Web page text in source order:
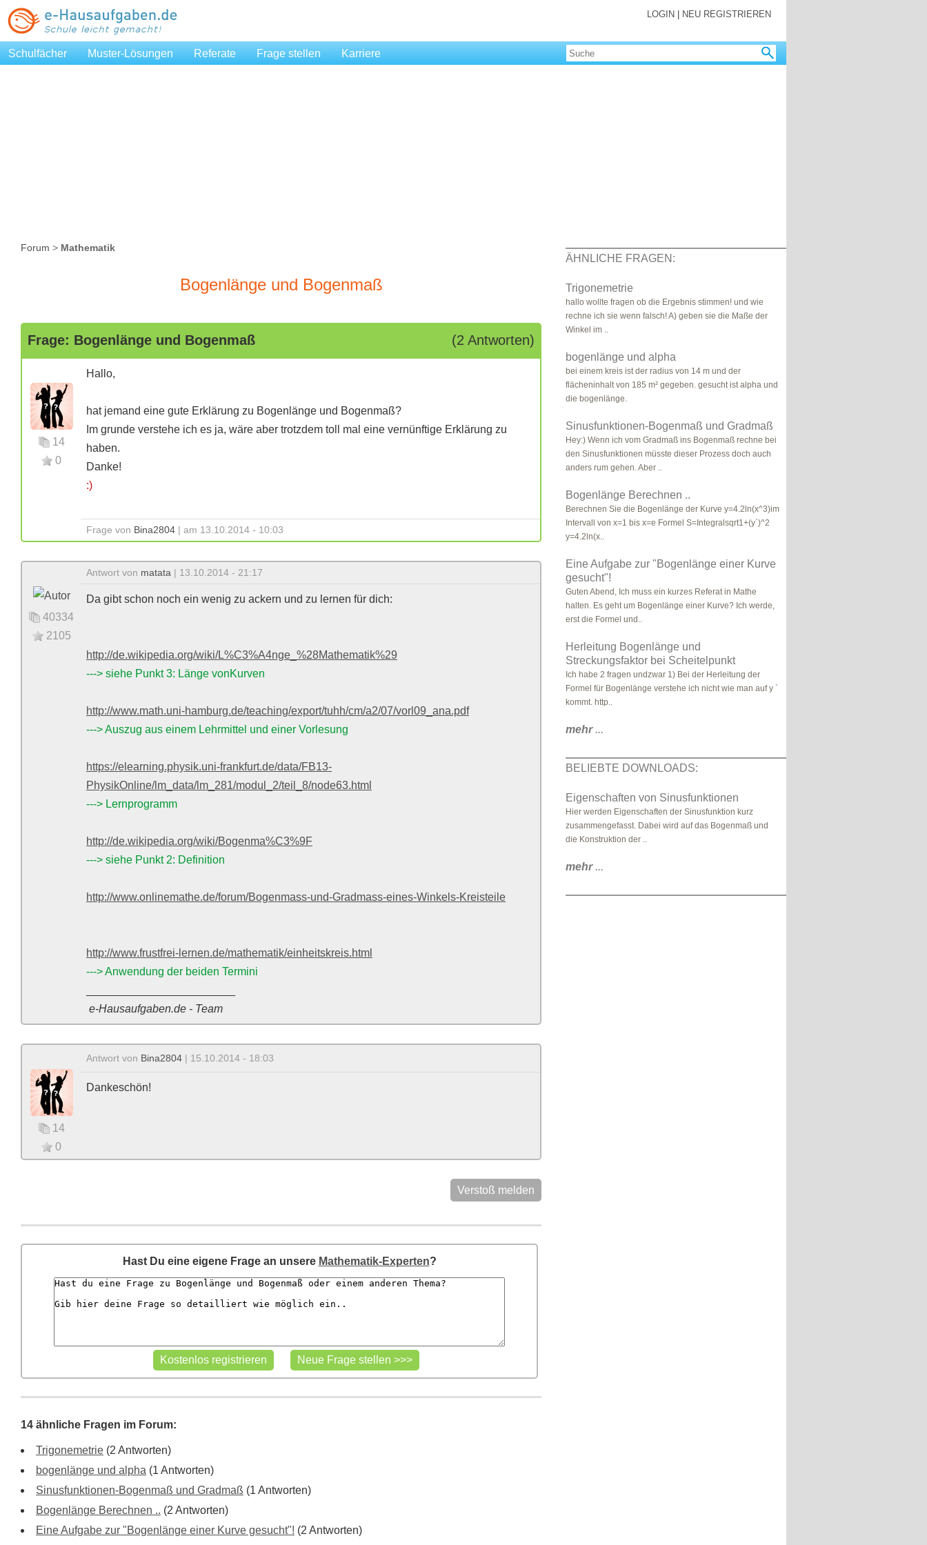
LOGIN NEU REGISTRIEREN
Schulfächer Muster-Lösungen Referate Frage stellen Karriere
Forum > Mathematik
Bogenlänge und Bogenmaß
Frage: Bogenlänge und Bogenmaß (2 Antworten)
14
0
Hallo,
hat jemand eine gute Erklärung zu Bogenlänge und Bogenmaß?
Im grunde verstehe ich es ja, wäre aber trotzdem toll mal eine vernünftige Erklärung zu
haben.
Danke!
:)
Frage von Bina2804 | am 13.10.2014 - 10:03
40334
2105
Antwort von matata | 13.10.2014 - 21:17
Da gibt schon noch ein wenig zu ackern und zu lernen für dich:
http://de.wikipedia.org/wiki/L%C3%A4nge_%28Mathematik%29
---> siehe Punkt 3: Länge vonKurven
http://www.math.uni-hamburg.de/teaching/export/tuhh/cm/a2/07/vorl09_ana.pdf
---> Auszug aus einem Lehrmittel und einer Vorlesung
https://elearning.physik.uni-frankfurt.de/data/FB13-
PhysikOnline/lm_data/lm_281/modul_2/teil_8/node63.html
---> Lernprogramm
http://de.wikipedia.org/wiki/Bogenma%C3%9F
---> siehe Punkt 2: Definition
http://www.onlinemathe.de/forum/Bogenmass-und-Gradmass-eines-Winkels-Kreisteile
http://www.frustfrei-lernen.de/mathematik/einheitskreis.html
---> Anwendung der beiden Termini
e-Hausaufgaben.de - Team
14
0
Antwort von Bina2804 | 15.10.2014 - 18:03
Dankeschön!
Verstoß melden
Hast Du eine eigene Frage an unsere Mathematik-Experten?
14 ähnliche Fragen im Forum:
Trigonemetrie (2 Antworten)
bogenlänge und alpha (1 Antworten)
Sinusfunktionen-Bogenmaß und Gradmaß (1 Antworten)
Bogenlänge Berechnen .. (2 Antworten)
Eine Aufgabe zur "Bogenlänge einer Kurve gesucht"! (2 Antworten)
ÄHNLICHE FRAGEN:
Trigonemetrie
hallo wollte fragen ob die Ergebnis stimmen! und wie
rechne ich sie wenn falsch! A) geben sie die Maße der
Winkel im ..
bogenlänge und alpha
bei einem kreis ist der radius von 14 m und der
flächeninhalt von 185 m² gegeben. gesucht ist alpha und
die bogenlänge.
Sinusfunktionen-Bogenmaß und Gradmaß
Hey:) Wenn ich vom Gradmaß ins Bogenmaß rechne bei
den Sinusfunktionen müsste dieser Prozess doch auch
anders rum gehen. Aber ..
Bogenlänge Berechnen ..
Berechnen Sie die Bogenlänge der Kurve y=4.2ln(x^3)im
Intervall von x=1 bis x=e Formel S=Integralsqrt1+(y`)^2
y=4.2ln(x..
Eine Aufgabe zur "Bogenlänge einer Kurve
gesucht"!
Guten Abend, Ich muss ein kurzes Referat in Mathe
halten. Es geht um Bogenlänge einer Kurve? Ich werde,
erst die Formel und..
Herleitung Bogenlänge und
Streckungsfaktor bei Scheitelpunkt
Ich habe 2 fragen undzwar 1) Bei der Herleitung der
Formel für Bogenlänge verstehe ich nicht wie man auf y `
kommt. http..
mehr...
BELIEBTE DOWNLOADS:
Eigenschaften von Sinusfunktionen
Hier werden Eigenschaften der Sinusfunktion kurz
zusammengefasst. Dabei wird auf das Bogenmaß und
die Konstruktion der ..
mehr...